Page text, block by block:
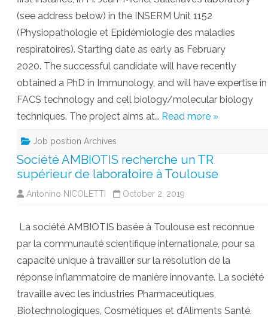
(see address below) in the INSERM Unit 1152
(Physiopathologie et Epidémiologie des maladies
respiratoires). Starting date as early as February
2020. The successful candidate will have recently
obtained a PhD in Immunology, and will have expertise in
FACS technology and cell biology/molecular biology
techniques. The project aims at… Read more »
Job position Archives
Société AMBIOTIS recherche un TR
supérieur de laboratoire à Toulouse
Antonino NICOLETTI October 2, 2019
La société AMBIOTIS basée à Toulouse est reconnue
par la communauté scientifique internationale, pour sa
capacité unique à travailler sur la résolution de la
réponse inflammatoire de manière innovante. La société
travaille avec les industries Pharmaceutiques,
Biotechnologiques, Cosmétiques et d’Aliments Santé.